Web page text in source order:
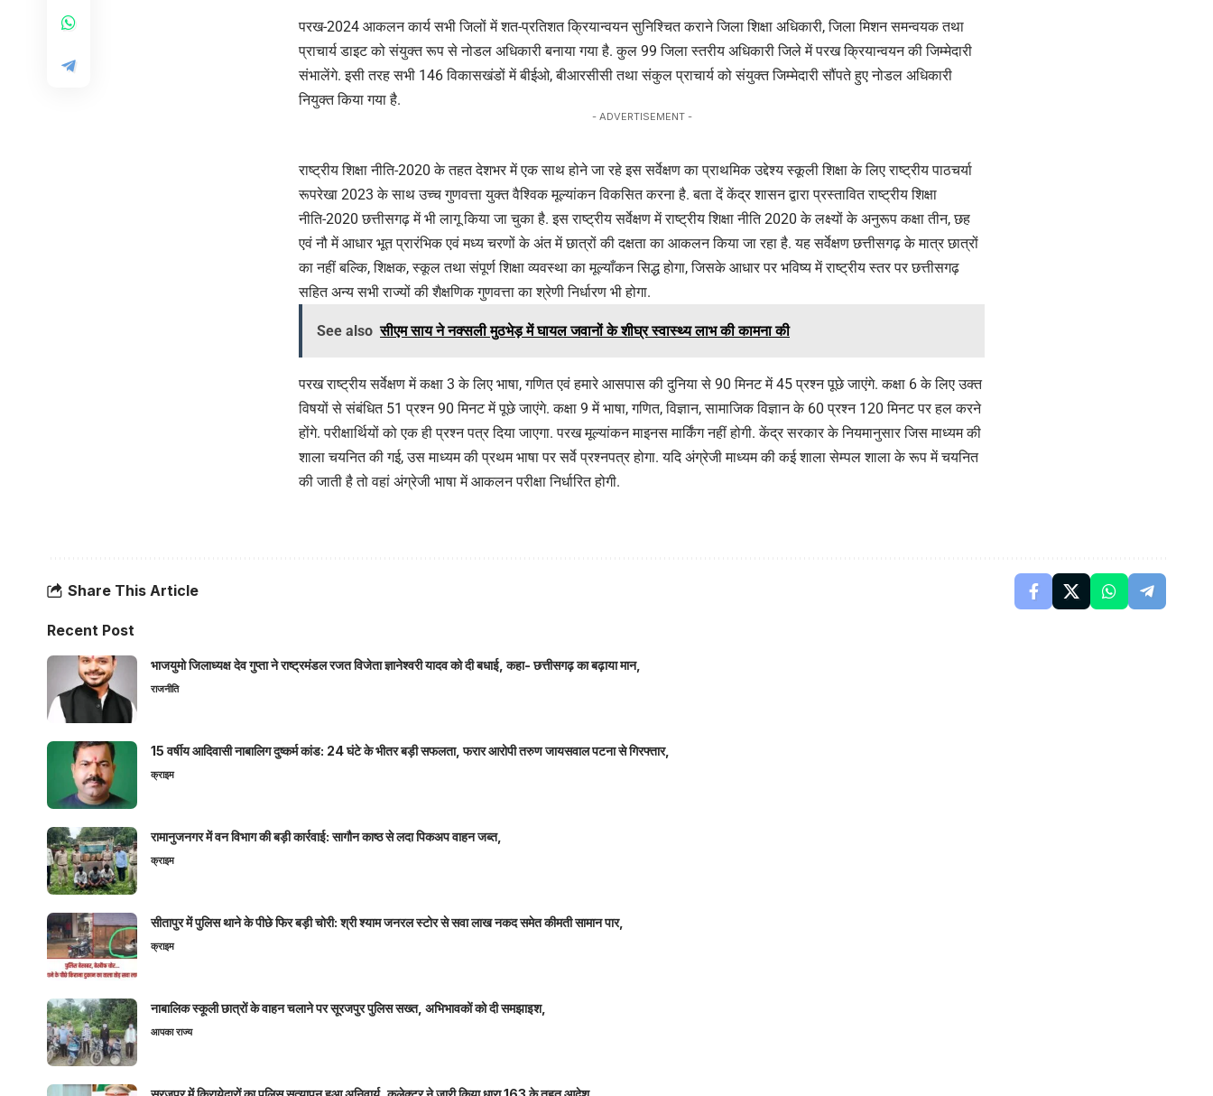
परख-2024 आकलन कार्य सभी जिलों में शत-प्रतिशत क्रियान्वयन सुनिश्चित कराने जिला शिक्षा अधिकारी, जिला मिशन समन्वयक तथा
प्राचार्य डाइट को संयुक्त रूप से नोडल अधिकारी बनाया गया है. कुल 99 जिला स्तरीय अधिकारी जिले में परख क्रियान्वयन की जिम्मेदारी
संभालेंगे. इसी तरह सभी 146 विकासखंडों में बीईओ, बीआरसीसी तथा संकुल प्राचार्य को संयुक्त जिम्मेदारी सौंपते हुए नोडल अधिकारी
नियुक्त किया गया है.
- ADVERTISEMENT -
राष्ट्रीय शिक्षा नीति-2020 के तहत देशभर में एक साथ होने जा रहे इस सर्वेक्षण का प्राथमिक उद्देश्य स्कूली शिक्षा के लिए राष्ट्रीय पाठचर्या
रूपरेखा 2023 के साथ उच्च गुणवत्ता युक्त वैश्विक मूल्यांकन विकसित करना है. बता दें केंद्र शासन द्वारा प्रस्तावित राष्ट्रीय शिक्षा
नीति-2020 छत्तीसगढ़ में भी लागू किया जा चुका है. इस राष्ट्रीय सर्वेक्षण में राष्ट्रीय शिक्षा नीति 2020 के लक्ष्यों के अनुरूप कक्षा तीन, छह
एवं नौ में आधार भूत प्रारंभिक एवं मध्य चरणों के अंत में छात्रों की दक्षता का आकलन किया जा रहा है. यह सर्वेक्षण छत्तीसगढ़ के मात्र छात्रों
का नहीं बल्कि, शिक्षक, स्कूल तथा संपूर्ण शिक्षा व्यवस्था का मूल्याँकन सिद्ध होगा, जिसके आधार पर भविष्य में राष्ट्रीय स्तर पर छत्तीसगढ़
सहित अन्य सभी राज्यों की शैक्षणिक गुणवत्ता का श्रेणी निर्धारण भी होगा.
See also सीएम साय ने नक्सली मुठभेड़ में घायल जवानों के शीघ्र स्वास्थ्य लाभ की कामना की
परख राष्ट्रीय सर्वेक्षण में कक्षा 3 के लिए भाषा, गणित एवं हमारे आसपास की दुनिया से 90 मिनट में 45 प्रश्न पूछे जाएंगे. कक्षा 6 के लिए उक्त
विषयों से संबंधित 51 प्रश्न 90 मिनट में पूछे जाएंगे. कक्षा 9 में भाषा, गणित, विज्ञान, सामाजिक विज्ञान के 60 प्रश्न 120 मिनट पर हल करने
होंगे. परीक्षार्थियों को एक ही प्रश्न पत्र दिया जाएगा. परख मूल्यांकन माइनस मार्किंग नहीं होगी. केंद्र सरकार के नियमानुसार जिस माध्यम की
शाला चयनित की गई, उस माध्यम की प्रथम भाषा पर सर्वे प्रश्नपत्र होगा. यदि अंग्रेजी माध्यम की कई शाला सेम्पल शाला के रूप में चयनित
की जाती है तो वहां अंग्रेजी भाषा में आकलन परीक्षा निर्धारित होगी.
Share This Article
Recent Post
भाजयुमो जिलाध्यक्ष देव गुप्ता ने राष्ट्रमंडल रजत विजेता ज्ञानेश्वरी यादव को दी बधाई, कहा- छत्तीसगढ़ का बढ़ाया मान,
राजनीति
15 वर्षीय आदिवासी नाबालिग दुष्कर्म कांड: 24 घंटे के भीतर बड़ी सफलता, फरार आरोपी तरुण जायसवाल पटना से गिरफ्तार,
क्राइम
रामानुजनगर में वन विभाग की बड़ी कार्रवाई: सागौन काष्ठ से लदा पिकअप वाहन जब्त,
क्राइम
सीतापुर में पुलिस थाने के पीछे फिर बड़ी चोरी: श्री श्याम जनरल स्टोर से सवा लाख नकद समेत कीमती सामान पार,
क्राइम
नाबालिक स्कूली छात्रों के वाहन चलाने पर सूरजपुर पुलिस सख्त, अभिभावकों को दी समझाइश,
आपका राज्य